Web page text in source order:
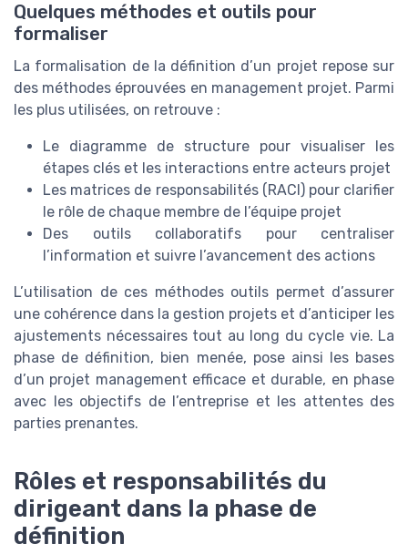
Quelques méthodes et outils pour
formaliser
La formalisation de la définition d’un projet repose sur
des méthodes éprouvées en management projet. Parmi
les plus utilisées, on retrouve :
Le diagramme de structure pour visualiser les
étapes clés et les interactions entre acteurs projet
Les matrices de responsabilités (RACI) pour clarifier
le rôle de chaque membre de l’équipe projet
Des outils collaboratifs pour centraliser
l’information et suivre l’avancement des actions
L’utilisation de ces méthodes outils permet d’assurer
une cohérence dans la gestion projets et d’anticiper les
ajustements nécessaires tout au long du cycle vie. La
phase de définition, bien menée, pose ainsi les bases
d’un projet management efficace et durable, en phase
avec les objectifs de l’entreprise et les attentes des
parties prenantes.
Rôles et responsabilités du
dirigeant dans la phase de
définition